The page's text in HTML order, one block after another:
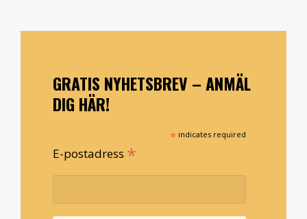
GRATIS NYHETSBREV – ANMÄL
DIG HÄR!
* indicates required
E-postadress *